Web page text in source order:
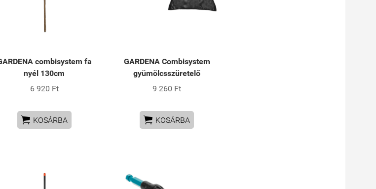
combisystem fa
nyél 130cm
6 920 Ft
 KOSÁRBA
GARDENA Combisystem
gyümölcsszüretelő
9 260 Ft
 KOSÁRBA